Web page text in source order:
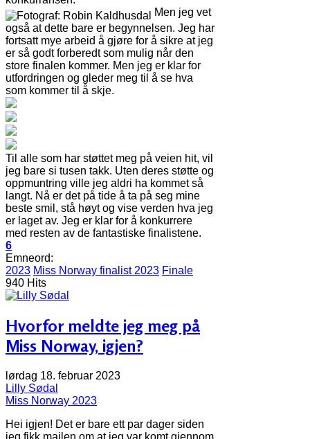
Men jeg vet
også at dette bare er begynnelsen. Jeg har
fortsatt mye arbeid å gjøre for å sikre at jeg
er så godt forberedt som mulig når den
store finalen kommer. Men jeg er klar for
utfordringen og gleder meg til å se hva
som kommer til å skje.
Til alle som har støttet meg på veien hit, vil
jeg bare si tusen takk. Uten deres støtte og
oppmuntring ville jeg aldri ha kommet så
langt. Nå er det på tide å ta på seg mine
beste smil, stå høyt og vise verden hva jeg
er laget av. Jeg er klar for å konkurrere
med resten av de fantastiske finalistene.
6
Emneord:
2023 Miss Norway finalist 2023 Finale
940 Hits
Hvorfor meldte jeg meg på
Miss Norway, igjen?
lørdag 18. februar 2023
Lilly Sødal
Miss Norway 2023
Hei igjen! Det er bare ett par dager siden